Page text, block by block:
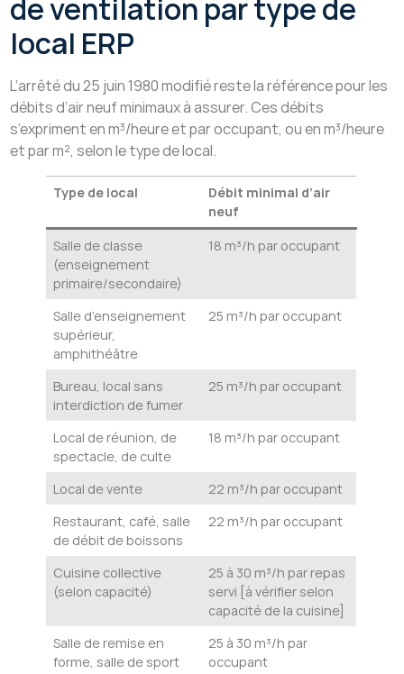
de ventilation par type de
local ERP
L’arrêté du 25 juin 1980 modifié reste la référence pour les
débits d’air neuf minimaux à assurer. Ces débits
s’expriment en m³/heure et par occupant, ou en m³/heure
et par m², selon le type de local.
Type de local
Débit minimal d’air
neuf
Salle de classe
(enseignement
primaire/secondaire)
18 m³/h par occupant
Salle d’enseignement
supérieur,
amphithéâtre
25 m³/h par occupant
Bureau, local sans
interdiction de fumer
25 m³/h par occupant
Local de réunion, de
spectacle, de culte
18 m³/h par occupant
Local de vente
22 m³/h par occupant
Restaurant, café, salle
de débit de boissons
22 m³/h par occupant
Cuisine collective
(selon capacité)
25 à 30 m³/h par repas
servi [à vérifier selon
capacité de la cuisine]
Salle de remise en
forme, salle de sport
25 à 30 m³/h par
occupant